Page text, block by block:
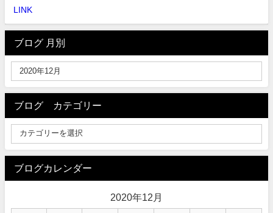
LINK
ブログ 月別
ブログ カテゴリー
ブログカレンダー
2020年12月